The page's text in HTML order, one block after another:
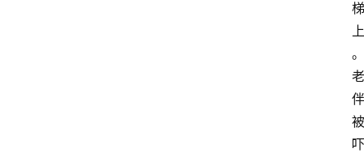
梯
上
。
老
伴
被
吓